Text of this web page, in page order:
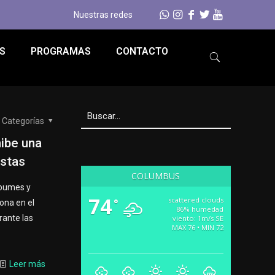
Nuestras redes
PROGRAMAS CONTACTO
Categorías
una
y
en el
las
Leer más
COLUMBUS
74°
scattered clouds
86% humedad
viento: 1m/s SE
MAX 76 • MIN 72